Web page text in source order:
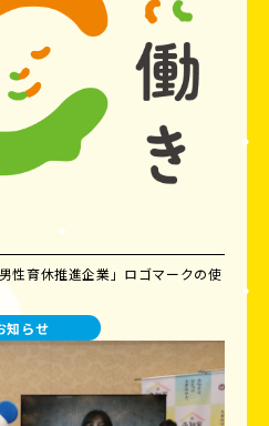
性育休推進企業」ロゴマークの使
知らせ